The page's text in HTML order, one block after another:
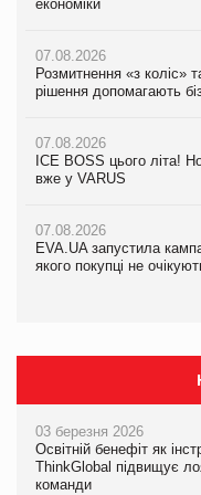
економіки
07.08.2026
Розмитнення «з коліс»
рішення допомагають
07.08.2026
ICE BOSS цього літа!
вже у VARUS
07.08.2026
EVA.UA запустила
якого покупці не
ICE BOSS цього літа!
07.08.2026
EVA.UA запустила
06.08.2026
Смачна новинка для
05.08.2026
Мережа супермаркетів
економіки
07.08.2026
Kraft Heinz скоротила
Продажі Hugo Boss
03 березня 2026
Освітній бенефіт як
ThinkGlobal підвищує
команди